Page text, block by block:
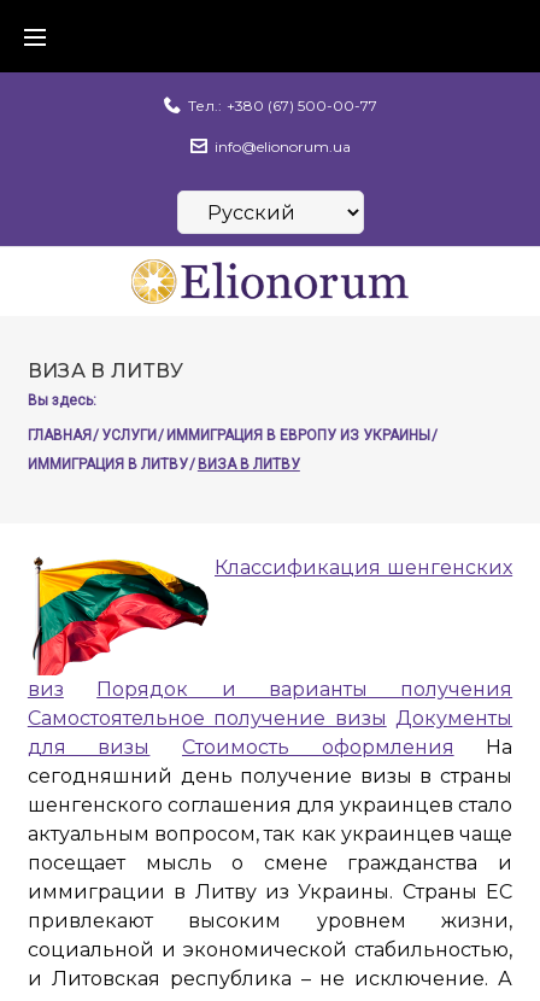
content
Тел.: +380 (67) 500-00-77
info@elionorum.ua
Выбрать
язык
ВИЗА В ЛИТВУ
Вы здесь:
ГЛАВНАЯ / УСЛУГИ / ИММИГРАЦИЯ В ЕВРОПУ ИЗ УКРАИНЫ /
ИММИГРАЦИЯ В ЛИТВУ/ ВИЗА В ЛИТВУ
Классификация шенгенских
виз
Порядок и варианты получения
Самостоятельное получение визы Документы
для визы
Стоимость оформления На
сегодняшний день получение визы в страны
шенгенского соглашения для украинцев стало
актуальным вопросом, так как украинцев чаще
посещает мысль о смене гражданства и
иммиграции в Литву из Украины. Страны ЕС
привлекают высоким уровнем жизни,
социальной и экономической стабильностью,
и Литовская республика – не исключение. А